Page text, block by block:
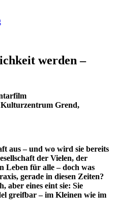
werden –
Kulturzentrum Grend,
aus – und wo wird sie bereits
der Vielen, der
Leben für alle – doch was
gerade in diesen Zeiten?
aber eines eint sie: Sie
greifbar – im Kleinen wie im